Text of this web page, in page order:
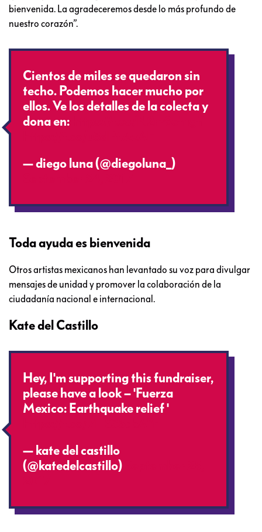
bienvenida. La agradeceremos desde lo más profundo de
nuestro corazón”.
Cientos de miles se quedaron sin
techo. Podemos hacer mucho por
ellos. Ve los detalles de la colecta y
dona en:
— diego luna (@diegoluna_)
Toda ayuda es bienvenida
Otros artistas mexicanos han levantado su voz para divulgar
mensajes de unidad y promover la colaboración de la
ciudadanía nacional e internacional.
Kate del Castillo
Hey, I'm supporting this fundraiser,
please have a look – 'Fuerza
Mexico: Earthquake relief '
— kate del castillo
(@katedelcastillo)